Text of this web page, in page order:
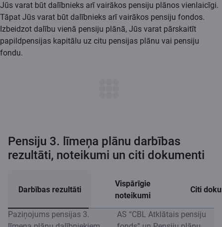
Jūs varat būt dalībnieks arī vairākos pensiju plānos vienlaicīgi.
Tāpat Jūs varat būt dalībnieks arī vairākos pensiju fondos.
Izbeidzot dalību vienā pensiju plānā, Jūs varat pārskaitīt
papildpensijas kapitālu uz citu pensijas plānu vai pensiju
fondu.
Pensiju 3. līmeņa plānu darbības
rezultāti, noteikumi un citi dokumenti
Darbības rezultāti
Vispārīgie
noteikumi
Citi
Paziņojums pensijas 3.
AS “CBL Atklātais pensiju